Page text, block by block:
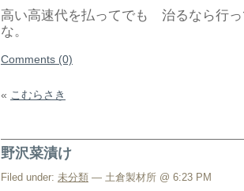
高い高速代を払ってでも 治るなら行
な。
Comments (0)
« こむらさき
野沢菜漬け
Filed under: 未分類 — 土倉製材所 @ 6:23 PM